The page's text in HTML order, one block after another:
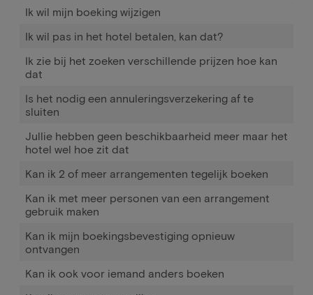
Ik wil mijn boeking wijzigen
Ik wil pas in het hotel betalen, kan dat?
Ik zie bij het zoeken verschillende prijzen hoe kan
dat
Is het nodig een annuleringsverzekering af te
sluiten
Jullie hebben geen beschikbaarheid meer maar het
hotel wel hoe zit dat
Kan ik 2 of meer arrangementen tegelijk boeken
Kan ik met meer personen van een arrangement
gebruik maken
Kan ik mijn boekingsbevestiging opnieuw
ontvangen
Kan ik ook voor iemand anders boeken